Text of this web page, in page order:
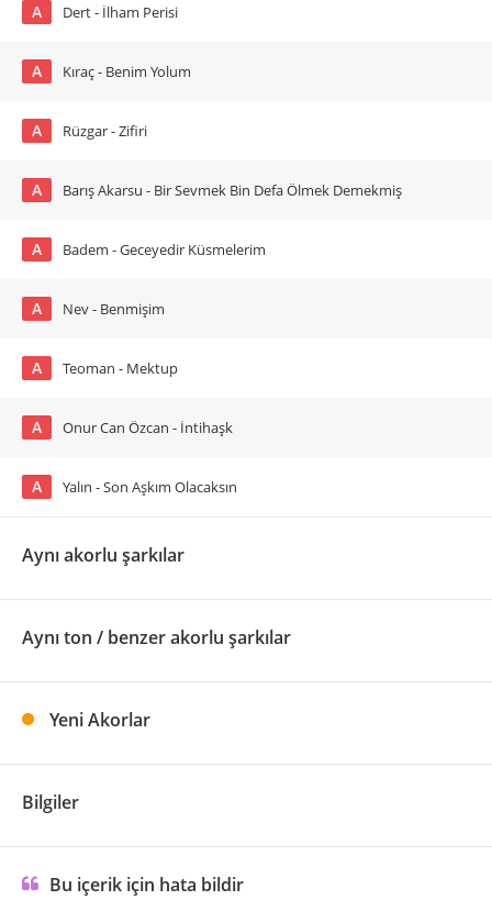
A Dert - İlham Perisi
A Kıraç - Benim Yolum
A Rüzgar - Zifiri
A Barış Akarsu - Bir Sevmek Bin Defa Ölmek Demekmiş
A Badem - Geceyedir Küsmelerim
A Nev - Benmişim
A Teoman - Mektup
A Onur Can Özcan - İntihaşk
A Yalın - Son Aşkım Olacaksın
Aynı akorlu şarkılar
Aynı ton / benzer akorlu şarkılar
Yeni Akorlar
Bilgiler
Bu içerik için hata bildir